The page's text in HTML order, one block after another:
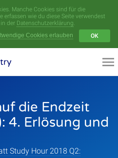
Manche Cookies sind für die
erfassen wie du diese Seite verwendest
der Datenschutzerklärung.
Cookies erlauben
OK
die Endzeit
4. Erlösung und
Study Hour 2018 Q2:
Menü
Videoarchiv
Serien
Sprecher
Themen